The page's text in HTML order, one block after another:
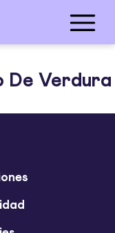
De Verdura